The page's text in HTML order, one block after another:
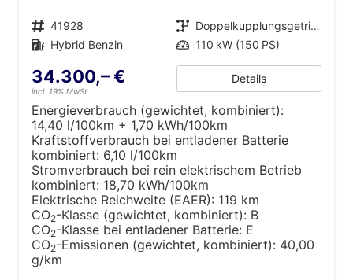
Fahrzeugnr. 41928 Getriebe
Doppelkupplungsgetriebe (DSG)
Kraftstoff Hybrid Benzin Leistung 110 kW (150 PS)
34.300,– €
incl. 19% MwSt.
Details
Energieverbrauch (gewichtet, kombiniert):
14,40 l/100km + 1,70 kWh/100km
Kraftstoffverbrauch bei entladener Batterie
kombiniert: 6,10 l/100km
Stromverbrauch bei rein elektrischem Betrieb
kombiniert: 18,70 kWh/100km
Elektrische Reichweite (EAER): 119 km
CO2-Klasse (gewichtet, kombiniert): B
CO2-Klasse bei entladener Batterie: E
CO2-Emissionen (gewichtet, kombiniert): 40,00
g/km